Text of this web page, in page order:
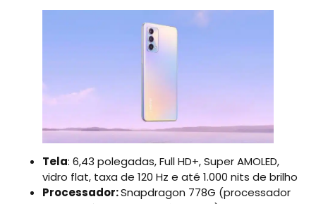
Tela: 6,43 polegadas, Full HD+, Super AMOLED,
vidro flat, taxa de 120 Hz e até 1.000 nits de brilho
Processador:Snapdragon 778G (processador